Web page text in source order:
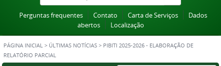
Perguntas frequentes Contato Carta de Serviços
Dados
abertos
Localização
PÁGINA INICIAL > ÚLTIMAS NOTÍCIAS > PIBITI 2025-2026 - ELABORAÇÃO DE
RELATÓRIO PARCIAL